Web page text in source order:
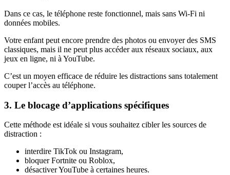
Dans ce cas, le téléphone reste fonctionnel, mais sans Wi-Fi ni
données mobiles.
Votre enfant peut encore prendre des photos ou envoyer des SMS
classiques, mais il ne peut plus accéder aux réseaux sociaux, aux
jeux en ligne, ni à YouTube.
C’est un moyen efficace de réduire les distractions sans totalement
couper l’accès au téléphone.
3. Le blocage d’applications spécifiques
Cette méthode est idéale si vous souhaitez cibler les sources de
distraction :
interdire TikTok ou Instagram,
bloquer Fortnite ou Roblox,
désactiver YouTube à certaines heures.